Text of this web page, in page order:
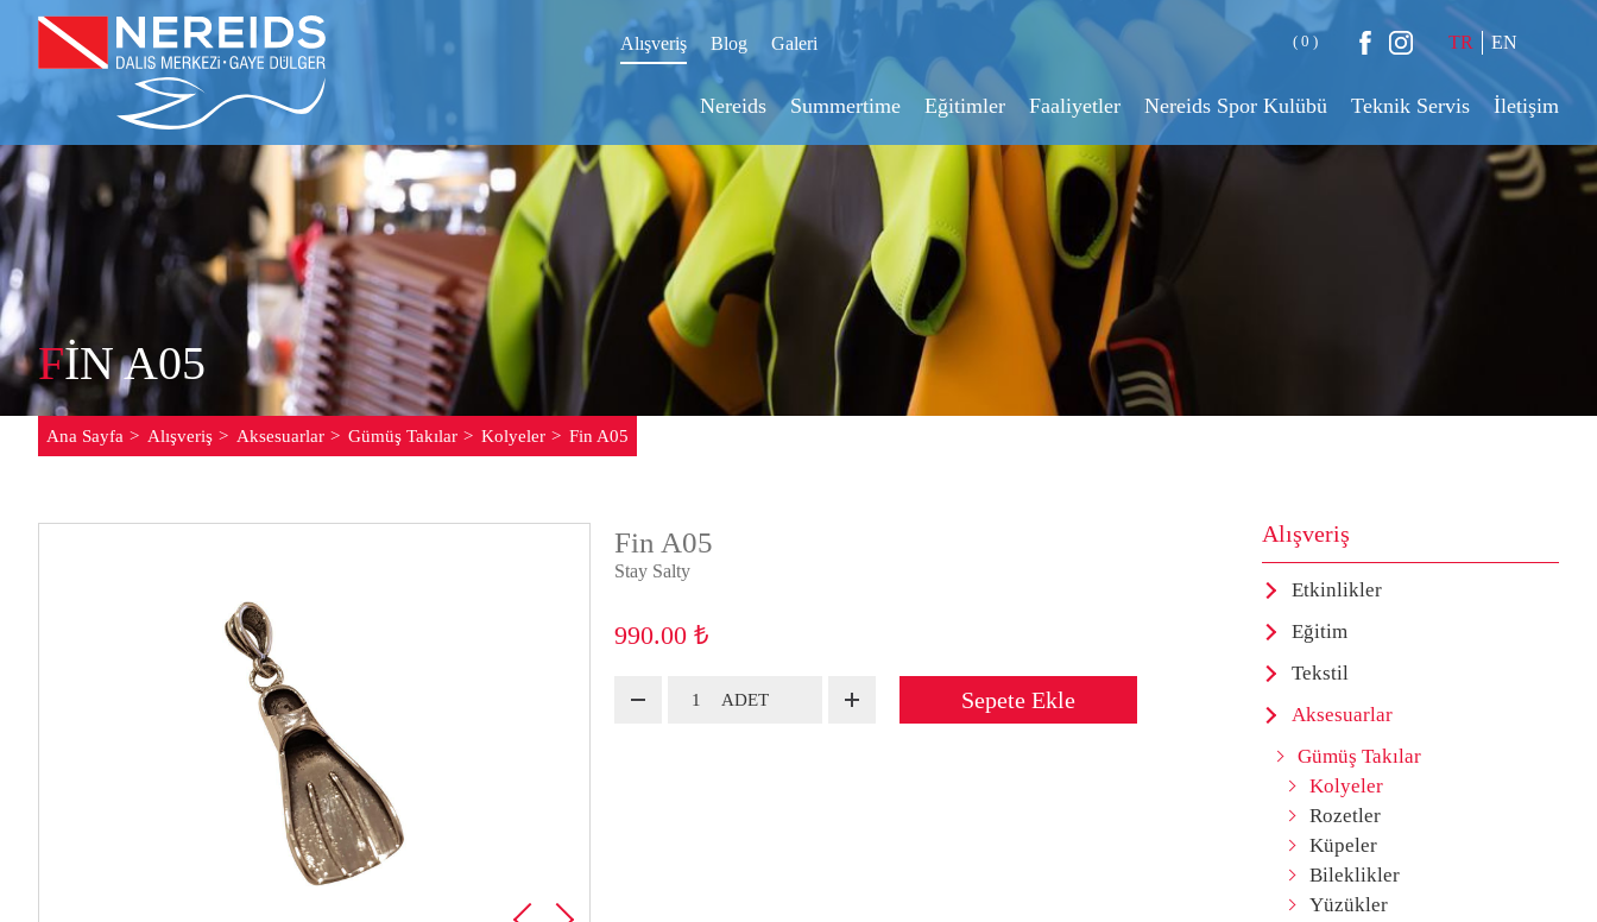
Alışveriş Blog Galeri ( 0 ) TR EN
Nereids Summertime Eğitimler Faaliyetler Nereids Spor Kulübü Teknik Servis İletişim
FIN A05
Ana Sayfa Alışveriş Aksesuarlar Gümüş Takılar Kolyeler Fin A05
Fin A05
Stay Salty
990.00 ₺
ADET Sepete Ekle
Alışveriş
Etkinlikler
Eğitim
Tekstil
Aksesuarlar
Gümüş Takılar
Kolyeler
Rozetler
Küpeler
Bileklikler
Yüzükler